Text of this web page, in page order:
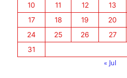
10
11 12 13
17
18 19 20
24
25 26 27
31
« Jul